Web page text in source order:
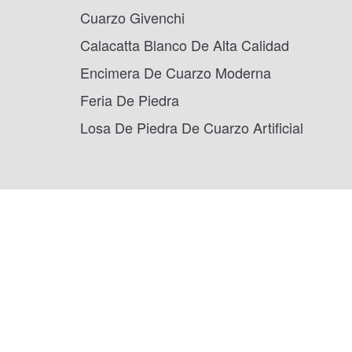
Cuarzo Givenchi
Calacatta Blanco De Alta Calidad
Encimera De Cuarzo Moderna
Feria De Piedra
Losa De Piedra De Cuarzo Artificial